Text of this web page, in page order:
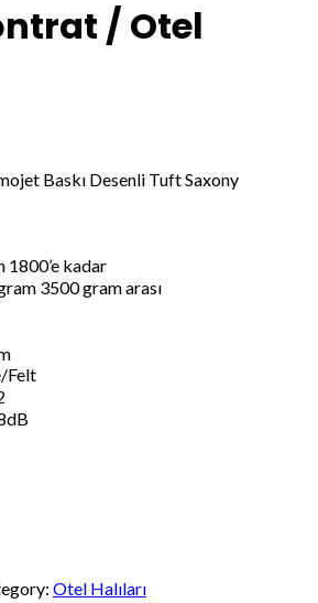
/ Otel
Baskı Desenli Tuft Saxony
1800’e kadar
3500 gram arası
Felt
Otel Halıları